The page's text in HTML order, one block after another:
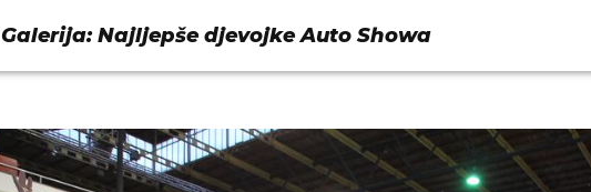
Galerija: Najljepše djevojke Auto Showa